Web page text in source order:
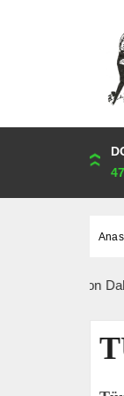
Son Dakika: